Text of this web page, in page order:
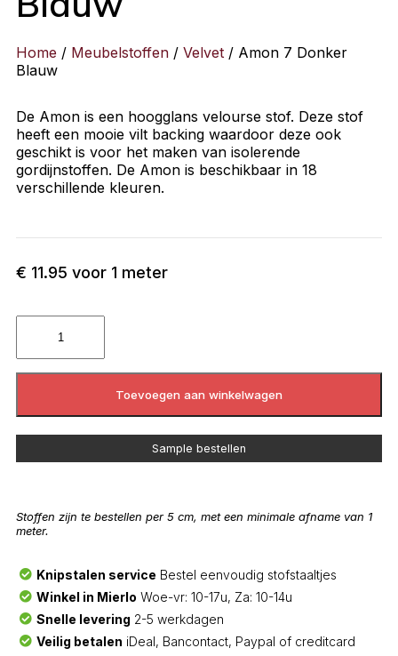
Home / Meubelstoffen / Velvet / Amon 7 Donker
Blauw
De Amon is een hoogglans velourse stof. Deze stof
heeft een mooie vilt backing waardoor deze ook
geschikt is voor het maken van isolerende
gordijnstoffen. De Amon is beschikbaar in 18
verschillende kleuren.
€ 11.95 voor 1 meter
Toevoegen aan winkelwagen
Sample bestellen
Stoffen zijn te bestellen per 5 cm, met een minimale afname van 1
meter.
Knipstalen service Bestel eenvoudig stofstaaltjes
Winkel in Mierlo Woe-vr: 10-17u, Za: 10-14u
Snelle levering 2-5 werkdagen
Veilig betalen iDeal, Bancontact, Paypal of creditcard